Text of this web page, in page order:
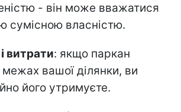
- він може вважатися
сумісною власністю.
витрати: якщо паркан
межах вашої ділянки, ви
його утримуєте.